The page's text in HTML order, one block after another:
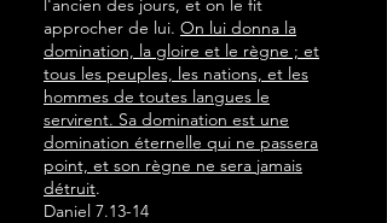
l'ancien des jours, et on le fit
approcher de lui. On lui donna la
domination, la gloire et le règne ; et
tous les peuples, les nations, et les
hommes de toutes langues le
servirent. Sa domination est une
domination éternelle qui ne passera
point, et son règne ne sera jamais
détruit.
Daniel 7.13-14